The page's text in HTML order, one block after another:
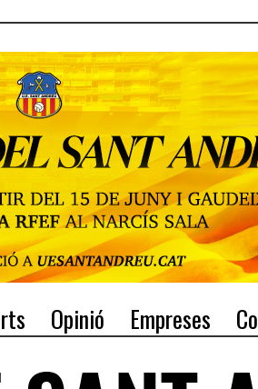
Opinió Empreses